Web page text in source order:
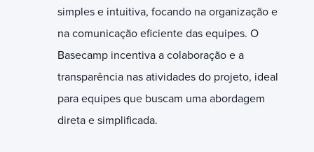
simples e intuitiva, focando na organização e
na comunicação eficiente das equipes. O
Basecamp incentiva a colaboração e a
transparência nas atividades do projeto, ideal
para equipes que buscam uma abordagem
direta e simplificada.